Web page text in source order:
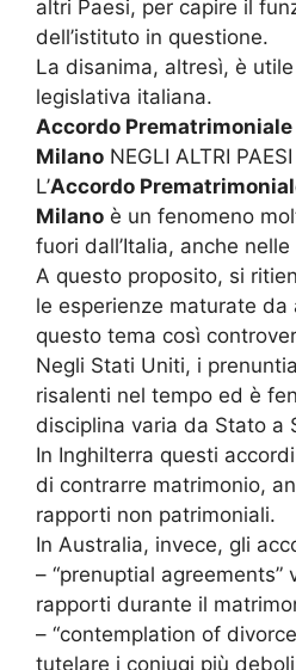
altri Paesi, per capire il
dell’istituto in questione.
La disanima, altresì, è
legislativa italiana.
Accordo Prematrimoniale
Milano NEGLI ALTRI PAESI
L’Accordo
Milano è un fenomeno
fuori dall’Italia, anche
A questo proposito, si
le esperienze maturate da
questo tema così
Negli Stati Uniti, i
risalenti nel tempo ed è
disciplina varia da Stato a
In Inghilterra questi
di contrarre matrimonio,
rapporti non patrimoniali.
In Australia, invece, gli
– “prenuptial agreements”
rapporti durante il
– “contemplation of
tutelare i coniugi più